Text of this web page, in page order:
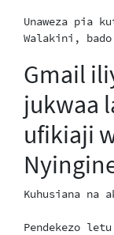
Unaweza pia
Gmail
jukwaa
ufikiaji
Kuhusiana na
Pendekezo